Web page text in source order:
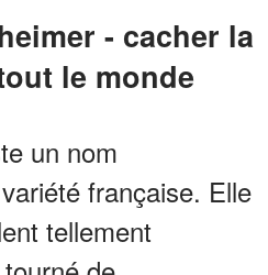
le monde
un nom
française. Elle
tellement